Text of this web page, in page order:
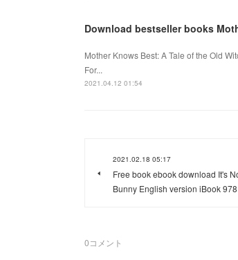
Download bestseller books
Mother Knows Best: A Tale of the Old
For...
2021.04.12 01:54
2021.02.18 05:17
Free book ebook download It's
Bunny English version iBook
0コメント